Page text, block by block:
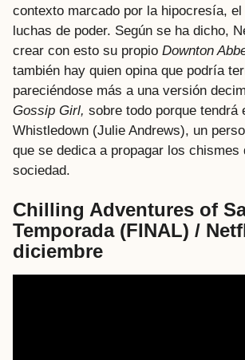
contexto marcado por la hipocresía,
luchas de poder. Según se ha dicho,
crear con esto su propio Downton
también hay quien opina que podría
pareciéndose más a una versión
Gossip Girl, sobre todo porque tendrá
Whistledown (Julie Andrews), un
que se dedica a propagar los chismes
sociedad.
Chilling Adventures of
Temporada (FINAL) /
diciembre